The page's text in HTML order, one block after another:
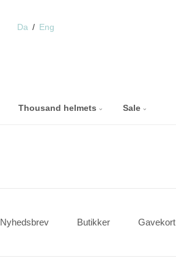
Da Eng
Thousand helmets Sale
Nyhedsbrev Butikker Gavekort